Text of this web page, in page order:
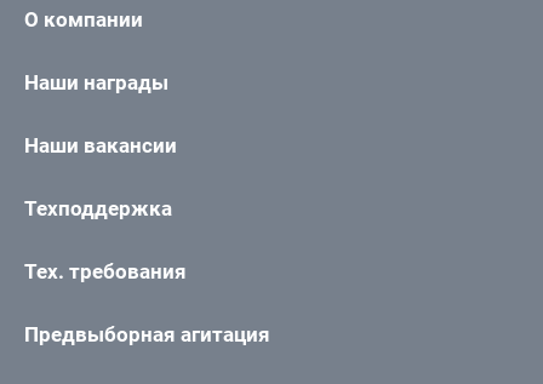
О компании
Наши награды
Наши вакансии
Техподдержка
Тех. требования
Предвыборная агитация